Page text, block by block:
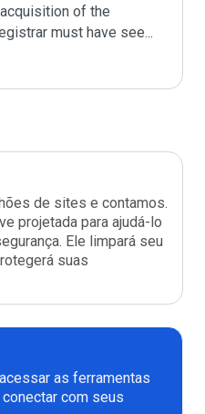
of the
must have see...
de sites e contamos.
projetada para ajudá-lo
Ele limpará seu
suas
as ferramentas
com seus